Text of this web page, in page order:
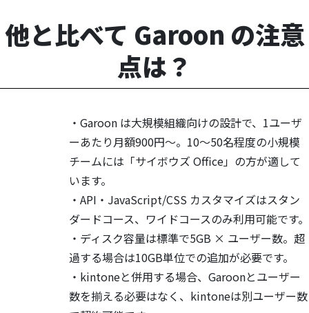
他と比べて Garoon の注意
点は？
・Garoon は大規模組織向けの設計で、1ユーザ
ーあたり月額900円〜。10〜50名程度の小規模
チームには「サイボウズ Office」の方が適して
います。
・API・JavaScript/CSS カスタマイズはスタン
ダードコース、ワイドコースのみ利用可能です。
・ディスク容量は標準で5GB × ユーザー数。超
過する場合は10GB単位での追加が必要です。
・kintoneと併用する場合、Garoonとユーザー
数を揃える必要はなく、kintoneは別ユーザー数